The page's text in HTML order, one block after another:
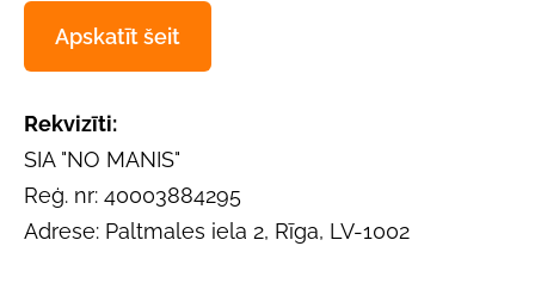
Apskatīt šeit
Rekvizīti:
SIA "NO MANIS"
Reģ. nr: 40003884295
Adrese: Paltmales iela 2, Rīga, LV-1002